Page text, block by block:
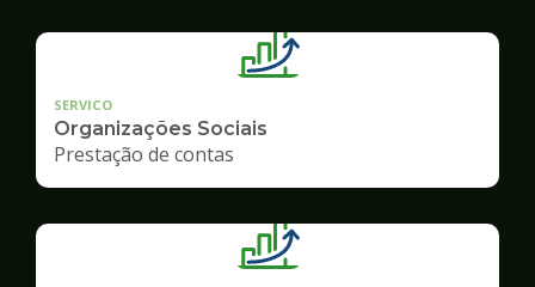
SERVICO
Organizações Sociais
Prestação de contas